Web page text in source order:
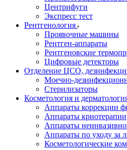
Центрифуги
Экспресс тест
Рентгенология
Проявочные машины
Рентген-аппараты
Рентгеновские
Цифровые детекторы
Отделение ЦСО,
Моечно-
Стерилизаторы
Косметология и
Аппараты коррекции
Аппараты криотерапии
Аппараты
Аппараты по уходу за
Косметологические